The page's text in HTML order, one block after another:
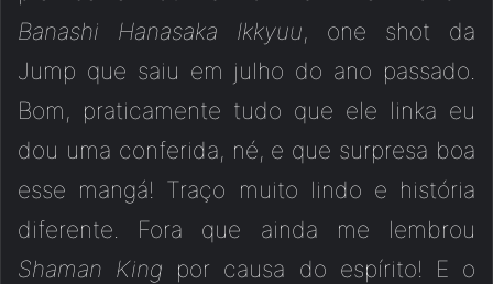
Banashi Hanasaka Ikkyuu, one shot da
Jump que saiu em julho do ano passado.
Bom, praticamente tudo que ele linka eu
dou uma conferida, né, e que surpresa boa
esse mangá! Traço muito lindo e história
diferente. Fora que ainda me lembrou
Shaman King por causa do espírito! E o